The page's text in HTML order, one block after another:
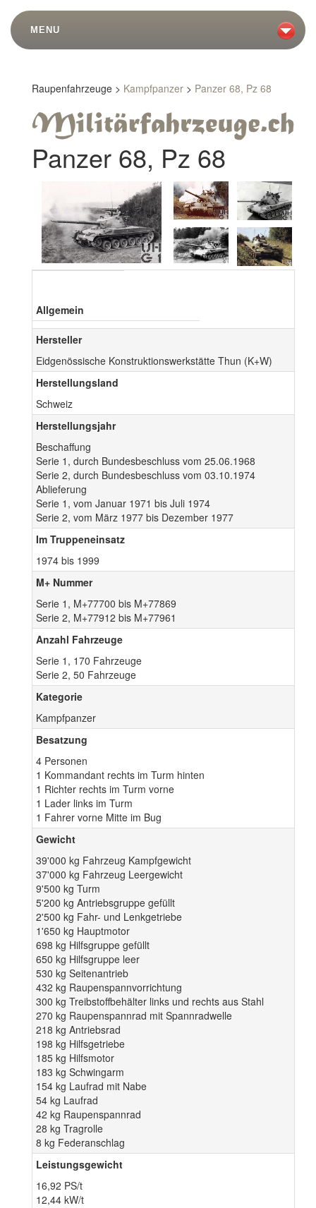
MENU
Raupenfahrzeuge > Kampfpanzer > Panzer 68, Pz 68
Panzer 68, Pz 68
Allgemein
Hersteller
Eidgenössische Konstruktionswerkstätte Thun (K+W)
Herstellungsland
Schweiz
Herstellungsjahr
Beschaffung
Serie 1, durch Bundesbeschluss vom 25.06.1968
Serie 2, durch Bundesbeschluss vom 03.10.1974
Ablieferung
Serie 1, vom Januar 1971 bis Juli 1974
Serie 2, vom März 1977 bis Dezember 1977
Im Truppeneinsatz
1974 bis 1999
M+ Nummer
Serie 1, M+77700 bis M+77869
Serie 2, M+77912 bis M+77961
Anzahl Fahrzeuge
Serie 1, 170 Fahrzeuge
Serie 2, 50 Fahrzeuge
Kategorie
Kampfpanzer
Besatzung
4 Personen
1 Kommandant rechts im Turm hinten
1 Richter rechts im Turm vorne
1 Lader links im Turm
1 Fahrer vorne Mitte im Bug
Gewicht
39'000 kg Fahrzeug Kampfgewicht
37'000 kg Fahrzeug Leergewicht
9'500 kg Turm
5'200 kg Antriebsgruppe gefüllt
2'500 kg Fahr- und Lenkgetriebe
1'650 kg Hauptmotor
698 kg Hilfsgruppe gefüllt
650 kg Hilfsgruppe leer
530 kg Seitenantrieb
432 kg Raupenspannvorrichtung
300 kg Treibstoffbehälter links und rechts aus Stahl
270 kg Raupenspannrad mit Spannradwelle
218 kg Antriebsrad
198 kg Hilfsgetriebe
185 kg Hilfsmotor
183 kg Schwingarm
154 kg Laufrad mit Nabe
54 kg Laufrad
42 kg Raupenspannrad
28 kg Tragrolle
8 kg Federanschlag
Leistungsgewicht
16,92 PS/t
12,44 kW/t